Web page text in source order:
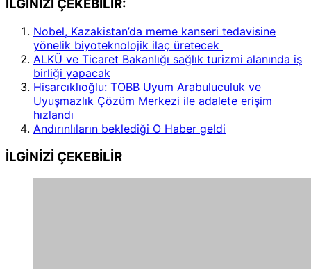
İLGİNİZİ ÇEKEBİLİR:
Nobel, Kazakistan’da meme kanseri tedavisine
yönelik biyoteknolojik ilaç üretecek
ALKÜ ve Ticaret Bakanlığı sağlık turizmi alanında iş
birliği yapacak
Hisarcıklıoğlu: TOBB Uyum Arabuluculuk ve
Uyuşmazlık Çözüm Merkezi ile adalete erişim
hızlandı
Andırınlıların beklediği O Haber geldi
İLGİNİZİ ÇEKEBİLİR